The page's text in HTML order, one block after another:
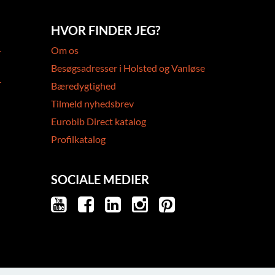
HVOR FINDER JEG?
Om os
Besøgsadresser i Holsted og Vanløse
Bæredygtighed
Tilmeld nyhedsbrev
Eurobib Direct katalog
Profilkatalog
SOCIALE MEDIER